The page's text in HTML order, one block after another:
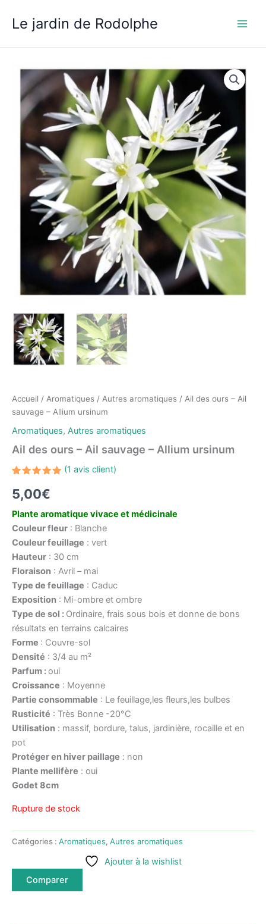
contenu
Le jardin de Rodolphe
Accueil / Aromatiques / Autres aromatiques / Ail des ours – Ail
sauvage – Allium ursinum
Aromatiques, Autres aromatiques
Ail des ours – Ail sauvage – Allium ursinum
sur 5
basé
notation
client
(1 avis client)
5,00€
Plante aromatique vivace et médicinale
Couleur fleur : Blanche
Couleur feuillage : vert
Hauteur : 30 cm
Floraison : Avril – mai
Type de feuillage : Caduc
Exposition : Mi-ombre et ombre
Type de sol : Ordinaire, frais sous bois et donne de bons
résultats en terrains calcaires
Forme : Couvre-sol
Densité : 3/4 au m²
Parfum :oui
Croissance : Moyenne
Partie consommable : Le feuillage,les fleurs,les bulbes
Rusticité : Très Bonne -20°C
Utilisation : massif, bordure, talus, jardinière, rocaille et en
pot
Protéger en hiver paillage : non
Plante mellifère : oui
Godet 8cm
Rupture de stock
Catégories : Aromatiques, Autres aromatiques
Ajouter à la wishlist
Comparer